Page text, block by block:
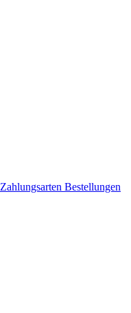
Zahlungsarten Bestellungen